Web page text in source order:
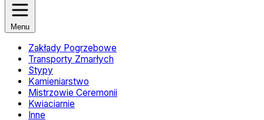
Menu
Zakłady Pogrzebowe
Transporty Zmarłych
Stypy
Kamieniarstwo
Mistrzowie Ceremonii
Kwiaciarnie
Inne